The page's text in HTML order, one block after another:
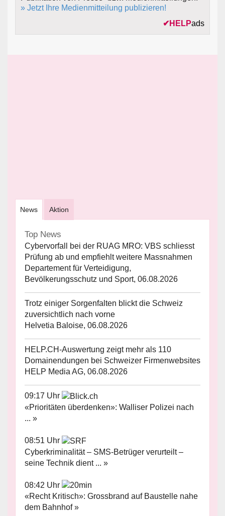
» Jetzt Ihre Medienmitteilung publizieren!
✔ HELPads
News Aktion
Top News
Cybervorfall bei der RUAG MRO: VBS schliesst
Prüfung ab und empfiehlt weitere Massnahmen
Departement für Verteidigung,
Bevölkerungsschutz und Sport, 06.08.2026
Trotz einiger Sorgenfalten blickt die Schweiz
zuversichtlich nach vorne
Helvetia Baloise, 06.08.2026
HELP.CH-Auswertung zeigt mehr als 110
Domainendungen bei Schweizer Firmenwebsites
HELP Media AG, 06.08.2026
09:17 Uhr
«Prioritäten überdenken»: Walliser Polizei nach
... »
08:51 Uhr
Cyberkriminalität – SMS-Betrüger verurteilt –
seine Technik dient ... »
08:42 Uhr
«Recht Kritisch»: Grossbrand auf Baustelle nahe
dem Bahnhof »